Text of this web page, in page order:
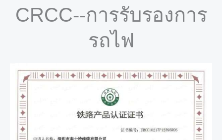
CRCC--การรับรองการ
รถไฟ